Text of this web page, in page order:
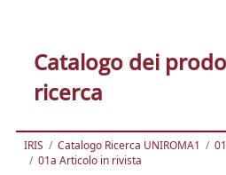
Catalogo dei
ricerca
IRIS Catalogo Ricerca UNIROMA1
01a Articolo in rivista